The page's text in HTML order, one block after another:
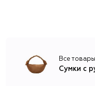
Все товары
Сумки с